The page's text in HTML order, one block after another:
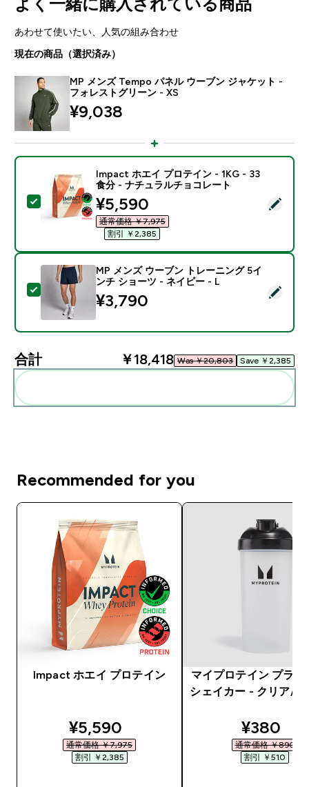
あわせて使いたい、人気の組み合わせ
現在の商品（選択済み）
MP メンズ Tempo パネル ウーブン ジャケット -
フォレストグリーン - XS
¥9,038‎
この商品を選択 - Impact ホエイ プロテイン - 1KG -
Impact ホエイ プロテイン - 1KG - 33
食分 - ナチュラルチョコレート
discounted price
¥5,590‎
通常価格 ￥7,975‎
割引 ￥2,385‎
この商品を選択 - MP メンズ ウーブン トレーニング
MP メンズ ウーブン トレーニング 5イ
ンチ ショーツ - ネイビー - L
¥3,790‎
合計 ￥18,418‎ Was ￥20,803‎ Save ￥2,385‎
Recommended for you
Impact ホエイ プロテイン
discounted price
¥5,590‎
通常価格 ￥7,975‎
割引 ￥2,385‎
マイプロテイン プラス
シェイカー - クリア/ブ
¥380‎
通常価格 ￥890‎
割引 ￥510‎